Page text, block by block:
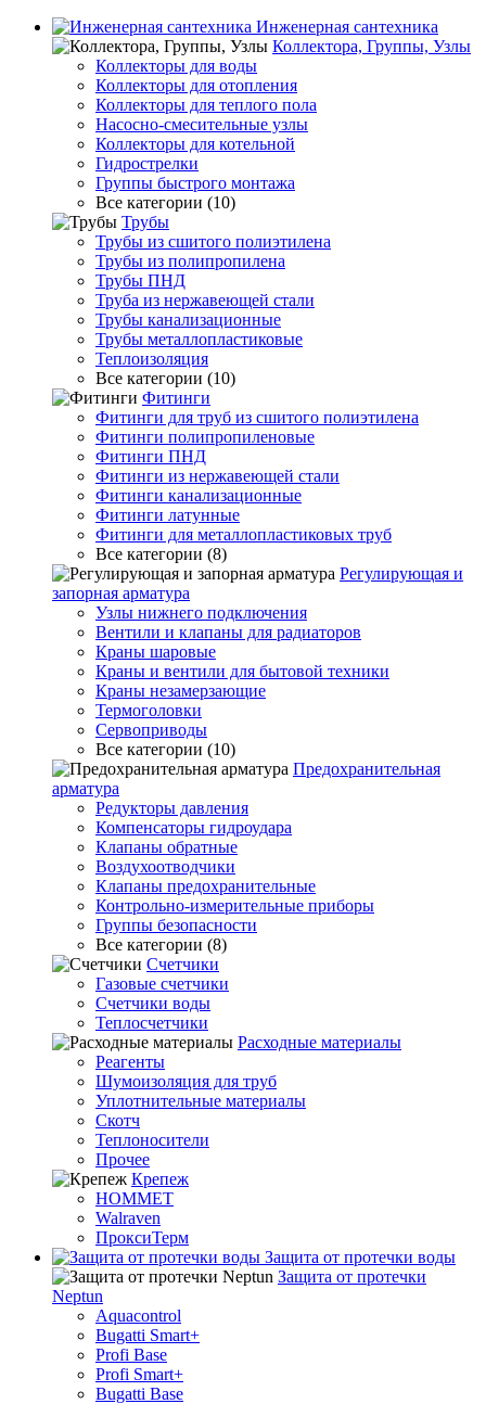
Инженерная сантехника
Коллектора, Группы, Узлы
Коллекторы для воды
Коллекторы для отопления
Коллекторы для теплого пола
Насосно-смесительные узлы
Коллекторы для котельной
Гидрострелки
Группы быстрого монтажа
Все категории (10)
Трубы
Трубы из сшитого полиэтилена
Трубы из полипропилена
Трубы ПНД
Труба из нержавеющей стали
Трубы канализационные
Трубы металлопластиковые
Теплоизоляция
Все категории (10)
Фитинги
Фитинги для труб из сшитого полиэтилена
Фитинги полипропиленовые
Фитинги ПНД
Фитинги из нержавеющей стали
Фитинги канализационные
Фитинги латунные
Фитинги для металлопластиковых труб
Все категории (8)
Регулирующая и
запорная арматура
Узлы нижнего подключения
Вентили и клапаны для радиаторов
Краны шаровые
Краны и вентили для бытовой техники
Краны незамерзающие
Термоголовки
Сервоприводы
Все категории (10)
Предохранительная
арматура
Редукторы давления
Компенсаторы гидроудара
Клапаны обратные
Воздухоотводчики
Клапаны предохранительные
Контрольно-измерительные приборы
Группы безопасности
Все категории (8)
Счетчики
Газовые счетчики
Счетчики воды
Теплосчетчики
Расходные материалы
Реагенты
Шумоизоляция для труб
Уплотнительные материалы
Скотч
Теплоносители
Прочее
Крепеж
HOMMET
Walraven
ПроксиТерм
Защита от протечки воды
Защита от протечки
Neptun
Aquacontrol
Bugatti Smart+
Profi Base
Profi Smart+
Bugatti Base